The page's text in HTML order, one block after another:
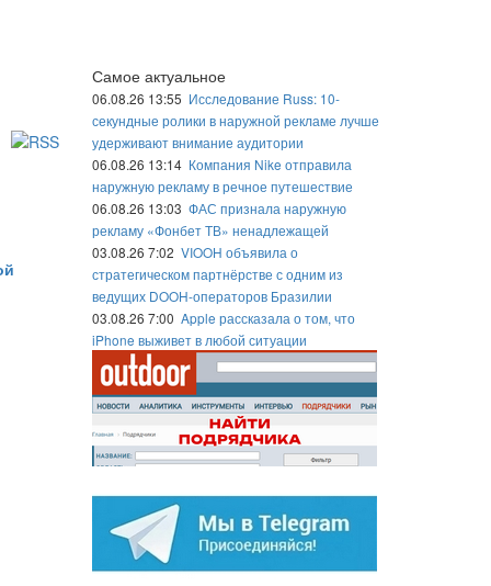
Самое актуальное
06.08.26 13:55 Исследование Russ: 10-
секундные ролики в наружной рекламе лучше
удерживают внимание аудитории
06.08.26 13:14 Компания Nike отправила
наружную рекламу в речное путешествие
06.08.26 13:03 ФАС признала наружную
рекламу «Фонбет ТВ» ненадлежащей
03.08.26 7:02 VIOOH объявила о
стратегическом партнёрстве с одним из
ведущих DOOH-операторов Бразилии
03.08.26 7:00 Apple рассказала о том, что
iPhone выживет в любой ситуации